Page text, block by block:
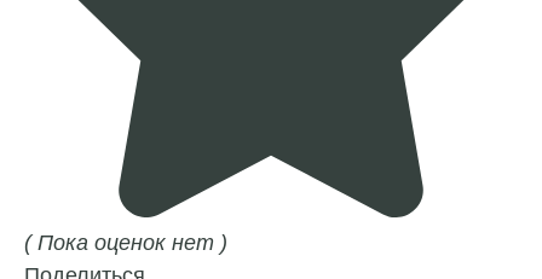
( Пока оценок нет )